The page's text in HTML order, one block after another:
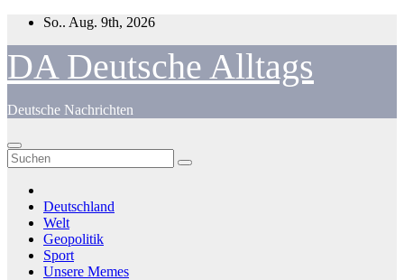
Zum
springen
So.. Aug. 9th, 2026
DA Deutsche Alltags
Deutsche Nachrichten
Deutschland
Welt
Geopolitik
Sport
Unsere Memes